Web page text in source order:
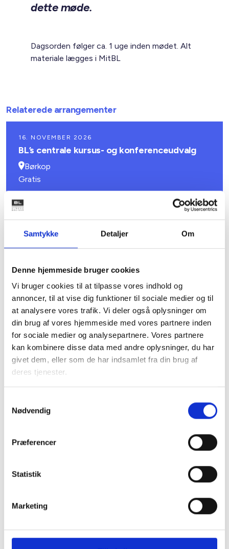
Samtykke Detaljer Om
Denne hjemmeside bruger cookies
Vi bruger cookies til at tilpasse vores indhold og
annoncer, til at vise dig funktioner til sociale medier og til
at analysere vores trafik. Vi deler også oplysninger om
din brug af vores hjemmeside med vores partnere inden
for sociale medier og analysepartnere. Vores partnere
kan kombinere disse data med andre oplysninger, du har
givet dem, eller som de har indsamlet fra din brug af
deres tjenester.
Nødvendig
Præferencer
Statistik
Marketing
dette møde.
Dagsorden følger ca. 1 uge inden mødet. Alt
materiale lægges i MitBL
Relaterede arrangementer
16. NOVEMBER 2026
BL’s centrale kursus- og konferenceudvalg
Børkop
Gratis
09. MARTS 2027
3. kreds - Repræsentantmøde
Mødet er for dig, der er valgt til kredsens
repræsentantskab, og du er allerede tilmeldt.Det er
ikke muligt at tilmelde sig dette møde.
Odense C
3. kreds - Repræsentantmøde